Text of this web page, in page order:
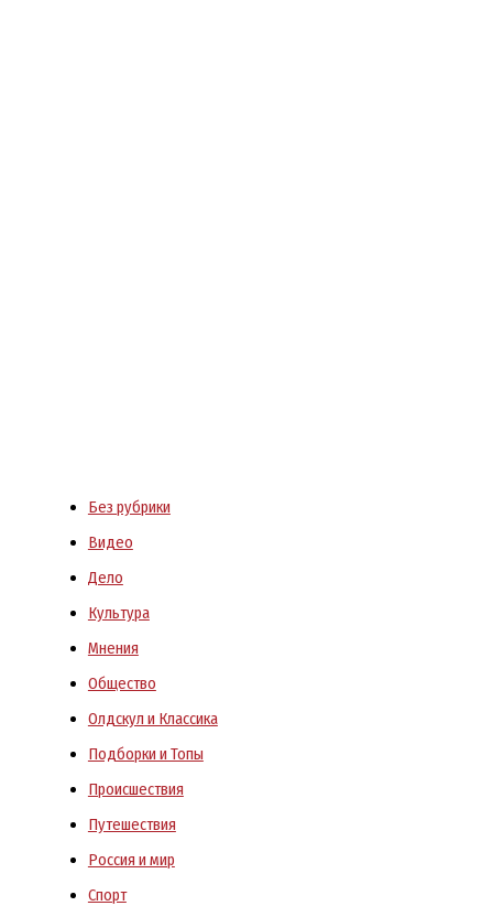
Без рубрики
Видео
Дело
Культура
Мнения
Общество
Олдскул и Классика
Подборки и Топы
Происшествия
Путешествия
Россия и мир
Спорт